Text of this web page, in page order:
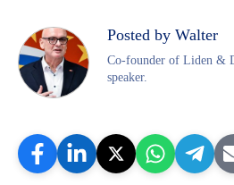
Posted by Walter
Co-founder of Liden &
speaker.